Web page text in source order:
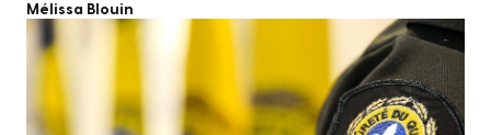
Mélissa Blouin